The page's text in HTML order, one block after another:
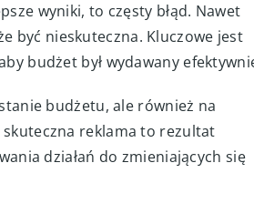
wyniki, to częsty błąd. Nawet
być nieskuteczna. Kluczowe jest
budżet był wydawany efektywnie.
budżetu, ale również na